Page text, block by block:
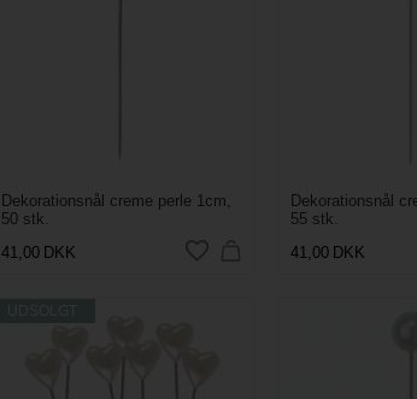
Dekorationsnål creme perle 1cm,
50 stk.
41,00 DKK
Dekorationsnål
55 stk.
41,00 DKK